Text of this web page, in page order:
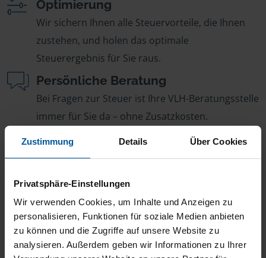
Zustimmung Details Über Cookies
Privatsphäre-Einstellungen
Wir verwenden Cookies, um Inhalte und Anzeigen zu
personalisieren, Funktionen für soziale Medien anbieten
zu können und die Zugriffe auf unsere Website zu
analysieren. Außerdem geben wir Informationen zu Ihrer
Optimierung
Wir sichern Ihnen alle Steuervorteile, die Ihnen
zustehen, und holen das optimale
Steuerergebnis für Sie raus.
Persönliche Beratung
Bei Fragen zur Steuer ist Ihre VLH-Beratungsstelle
immer für Sie da – ohne Zusatzkosten.
Fairer Beitrag
Sie zahlen für alle unsere Leistungen nur einen
Jahreseinnahmen richtet.